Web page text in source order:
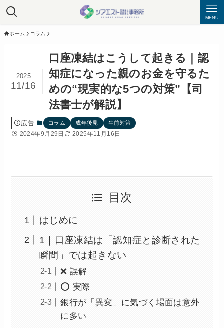
MENU
ホーム コラム
口座凍結はこうして起きる｜認
知症になった親のお金を守るた
めの“現実的な5つの対策”【司
法書士が解説】
2025
11/16
広告 コラム 成年後見 生前対策
2024年9月29日 2025年11月16日
目次
はじめに
1｜口座凍結は「認知症と診断された
瞬間」では起きない
❌ 誤解
⭕ 実際
銀行が「異変」に気づく場面は意外
に多い